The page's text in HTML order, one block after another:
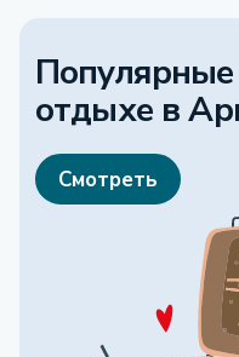
отдыхе в
Смотреть